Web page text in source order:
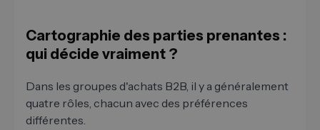
Cartographie des parties prenantes :
qui décide vraiment ?
Dans les groupes d'achats B2B, il y a généralement
quatre rôles, chacun avec des préférences
différentes.